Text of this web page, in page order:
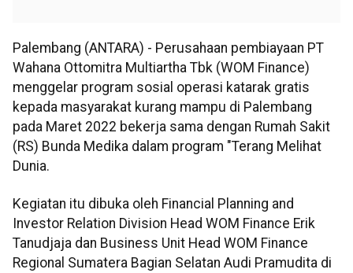
Palembang (ANTARA) - Perusahaan pembiayaan PT
Wahana Ottomitra Multiartha Tbk (WOM Finance)
menggelar program sosial operasi katarak gratis
kepada masyarakat kurang mampu di Palembang
pada Maret 2022 bekerja sama dengan Rumah Sakit
(RS) Bunda Medika dalam program "Terang Melihat
Dunia.
Kegiatan itu dibuka oleh Financial Planning and
Investor Relation Division Head WOM Finance Erik
Tanudjaja dan Business Unit Head WOM Finance
Regional Sumatera Bagian Selatan Audi Pramudita di